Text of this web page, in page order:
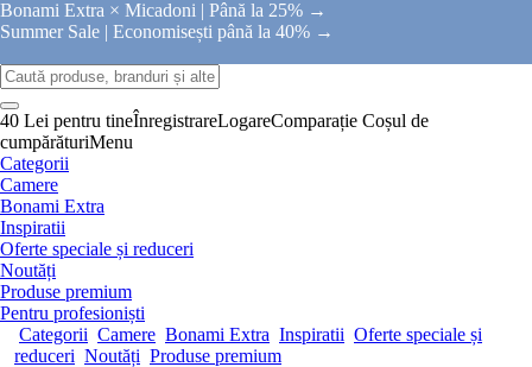
Bonami Extra × Micadoni | Până la 25% →
Summer Sale | Economisești până la 40% →
40 Lei pentru tineÎnregistrareLogareComparație Coșul de
cumpărăturiMenu
Categorii
Camere
Bonami Extra
Inspiratii
Oferte speciale și reduceri
Noutăți
Produse premium
Pentru profesioniști
Categorii Camere Bonami Extra Inspiratii Oferte speciale și
reduceri Noutăți Produse premium